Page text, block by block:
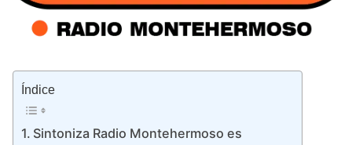
Índice
Sintoniza Radio Montehermoso es